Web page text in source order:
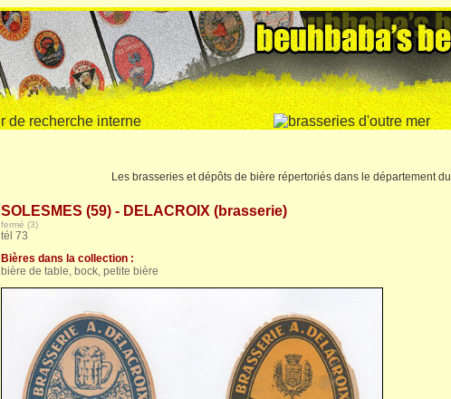
Les brasseries et dépôts de bière répertoriés dans le département du
SOLESMES (59) - DELACROIX (brasserie)
fermé (3)
tél 73
Bières dans la collection :
bière de table, bock, petite bière